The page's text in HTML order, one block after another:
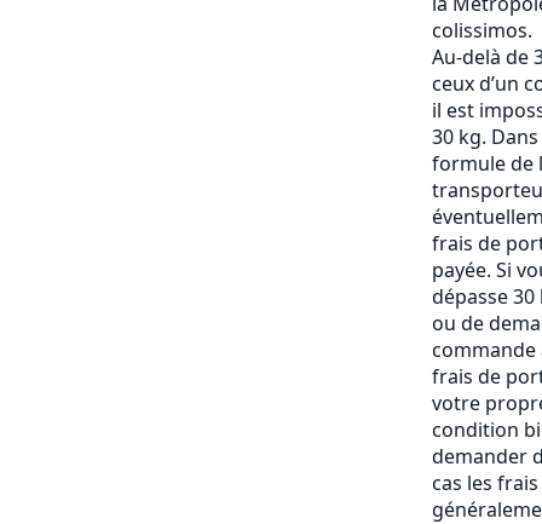
colissimos.
Au-delà de
ceux d’un
il est
30 kg.
formule de
frais de
payée. Si
dépasse
ou de
commande
frais de
votre
condition
demander
cas les